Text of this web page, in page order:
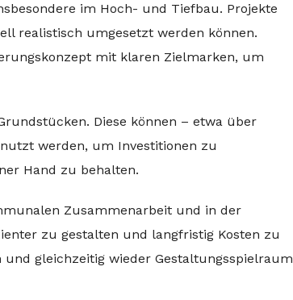
im Hoch- und Tiefbau. Projekte
realistisch umgesetzt werden können.
mit klaren Zielmarken, um
Diese können – etwa über
werden, um Investitionen zu
Hand zu behalten.
Zusammenarbeit und in der
zu gestalten und langfristig Kosten zu
gleichzeitig wieder Gestaltungsspielraum